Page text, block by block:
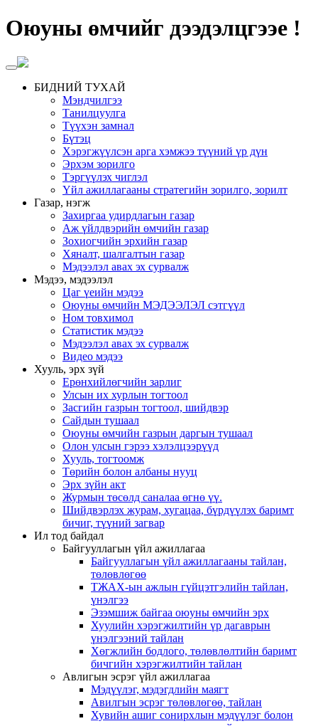
Оюуны өмчийг дээдэлцгээе !
БИДНИЙ ТУХАЙ
Мэндчилгээ
Танилцуулга
Түүхэн замнал
Бүтэц
Хэрэгжүүлсэн арга хэмжээ түүний үр дүн
Эрхэм зорилго
Тэргүүлэх чиглэл
Үйл ажиллагааны стратегийн зорилго, зорилт
Газар, нэгж
Захиргаа удирдлагын газар
Аж үйлдвэрийн өмчийн газар
Зохиогчийн эрхийн газар
Хяналт, шалгалтын газар
Мэдээлэл авах эх сурвалж
Мэдээ, мэдээлэл
Цаг үеийн мэдээ
Оюуны өмчийн МЭДЭЭЛЭЛ сэтгүүл
Ном товхимол
Статистик мэдээ
Мэдээлэл авах эх сурвалж
Видео мэдээ
Хууль, эрх зүй
Ерөнхийлөгчийн зарлиг
Улсын их хурлын тогтоол
Засгийн газрын тогтоол, шийдвэр
Сайдын тушаал
Оюуны өмчийн газрын даргын тушаал
Олон улсын гэрээ хэлэлцээрүүд
Хууль, тогтоомж
Төрийн болон албаны нууц
Эрх зүйн акт
Журмын төсөлд саналаа өгнө үү.
Шийдвэрлэх журам, хугацаа, бүрдүүлэх баримт
бичиг, түүний загвар
Ил тод байдал
Байгууллагын үйл ажиллагаа
Байгууллагын үйл ажиллагааны тайлан,
төлөвлөгөө
ТЖАХ-ын ажлын гүйцэтгэлийн тайлан,
үнэлгээ
Эзэмшиж байгаа оюуны өмчийн эрх
Хуулийн хэрэгжилтийн үр дагаврын
үнэлгээний тайлан
Хөгжлийн бодлого, төлөвлөлтийн баримт
бичгийн хэрэгжилтийн тайлан
Авлигын эсрэг үйл ажиллагаа
Мэдүүлэг, мэдэгдлийн маягт
Авилгын эсрэг төлөвлөгөө, тайлан
Хувийн ашиг сонирхлын мэдүүлэг болон